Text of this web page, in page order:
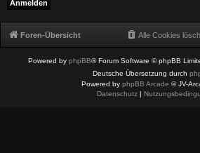
Foren-Übersicht Alle Cookies
Powered by phpBB® Forum Software © phpBB
Deutsche Übersetzung durch
Powered by phpBB Arcade © JV-
Datenschutz|